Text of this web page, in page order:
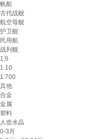
帆船
古代战舰
航空母舰
护卫舰
民用船
战列舰
1:6
1:10
1:700
其他
合金
金属
塑料
人造水晶
0-3月